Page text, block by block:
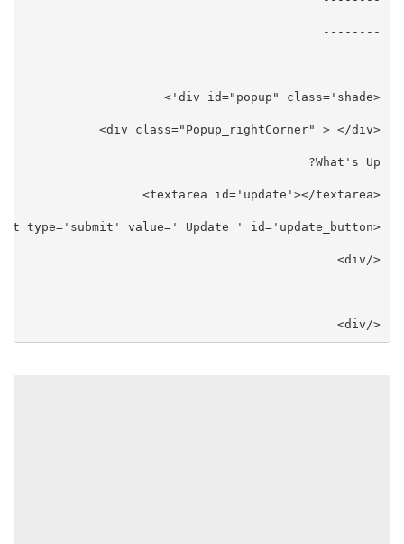
--------
<div class="Popup_rightCorner" > </div>
What's Up?
<textarea id='update'></textarea>
</div>
</div>